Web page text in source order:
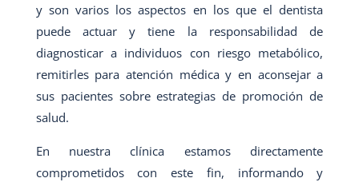
y son varios los aspectos en los que el dentista
puede actuar y tiene la responsabilidad de
diagnosticar a individuos con riesgo metabólico,
remitirles para atención médica y en aconsejar a
sus pacientes sobre estrategias de promoción de
salud.
En nuestra clínica estamos directamente
comprometidos con este fin, informando y